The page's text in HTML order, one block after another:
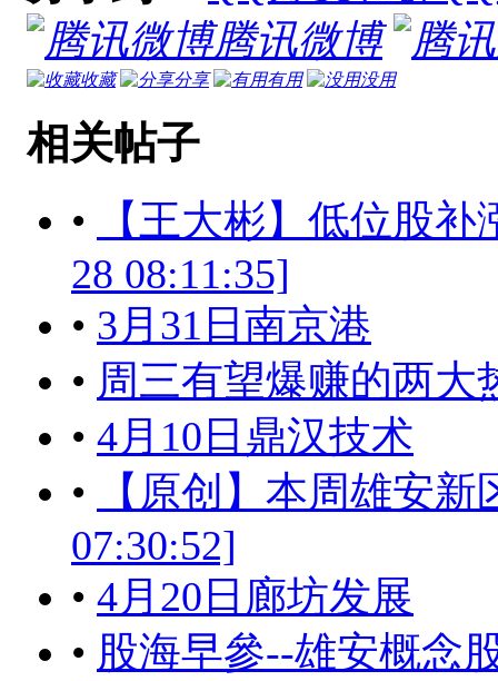
腾讯微博
收藏 分享 有用 没用
相关帖子
•
【王大彬】低位股
28 08:11:35]
• 3月31日南京港
• 周三有望爆赚的两大
• 4月10日鼎汉技术
•
【原创】本周雄安
07:30:52]
• 4月20日廊坊发展
• 股海早參--雄安概念